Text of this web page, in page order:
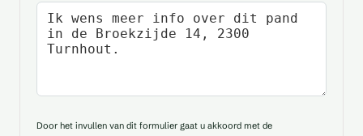
Uw bericht
Door het invullen van dit formulier gaat u akkoord met de